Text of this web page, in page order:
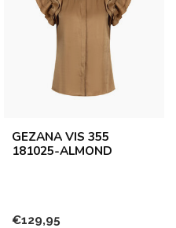
GEZANA VIS 355
181025-ALMOND
€129,95